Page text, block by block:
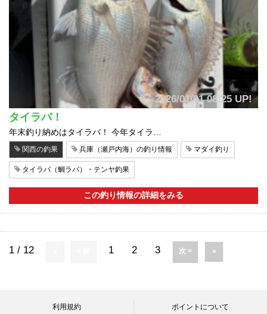
2026/01/01 08:25 UP!
タイラバ！
年末釣り納めはタイラバ！ 今年タイラ…
関西の釣果 兵庫（瀬戸内海）の釣り情報 マダイ釣り
タイラバ（鯛ラバ）・テンヤ釣果
この釣り情報の詳細をみる
1 / 12 1 2 3 次 > »
利用規約 ポイントについて